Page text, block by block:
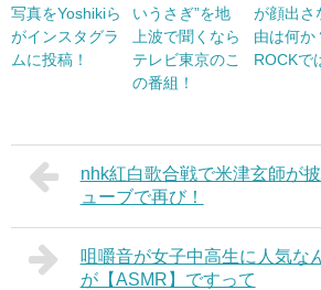
写真をYoshikiら
がインスタグラ
ムに投稿！
いうさぎ”を地
上波で聞くなら
テレビ東京のこ
の番組！
が顔出さ
由は何か
ROCKで
nhk紅白歌合戦で米津玄師が
ューブで再び！
咀嚼音が女子中高生に人気な
が【ASMR】ですって